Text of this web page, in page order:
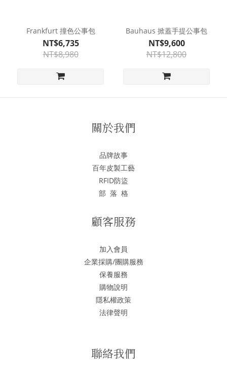
Frankfurt 撞色公事包
NT$6,735
NT$8,980
Bauhaus 掀蓋手提公事包
NT$9,600
NT$12,800
關於我們
品牌故事
百年皮製工藝
RFID防盜
部 落 格
顧客服務
加入會員
企業採購/團購服務
保養服務
購物說明
隱私權政策
法律聲明
聯絡我們